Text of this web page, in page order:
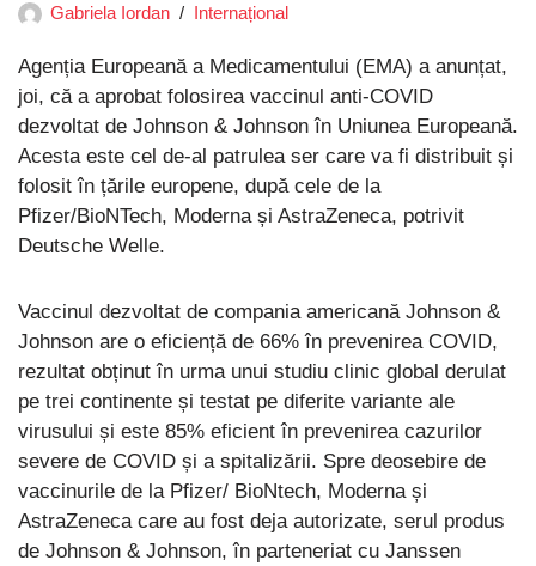
Gabriela Iordan Internațional
Agenția Europeană a Medicamentului (EMA) a anunțat,
joi, că a aprobat folosirea vaccinul anti-COVID
dezvoltat de Johnson & Johnson în Uniunea Europeană.
Acesta este cel de-al patrulea ser care va fi distribuit și
folosit în țările europene, după cele de la
Pfizer/BioNTech, Moderna și AstraZeneca, potrivit
Deutsche Welle.
Vaccinul dezvoltat de compania americană Johnson &
Johnson are o eficiență de 66% în prevenirea COVID,
rezultat obținut în urma unui studiu clinic global derulat
pe trei continente și testat pe diferite variante ale
virusului și este 85% eficient în prevenirea cazurilor
severe de COVID și a spitalizării. Spre deosebire de
vaccinurile de la Pfizer/ BioNtech, Moderna și
AstraZeneca care au fost deja autorizate, serul produs
de Johnson & Johnson, în parteneriat cu Janssen